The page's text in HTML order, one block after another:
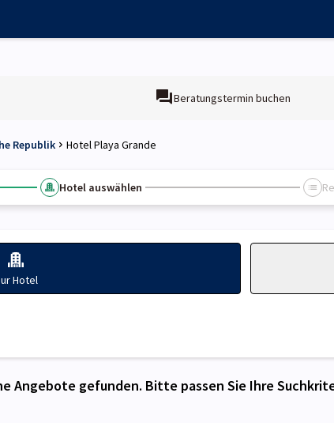
Beratungstermin buchen
Republik Hotel Playa Grande
Hotel auswählen
Hotel
Angebote gefunden. Bitte passen Sie Ihre